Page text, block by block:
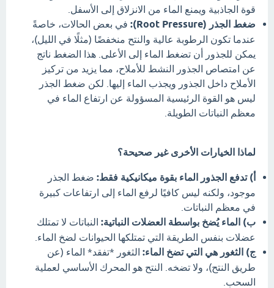
قوة الجاذبية ويمنع الماء من الانزلاق إلى الأسفل.
ضغط الجذر (Root Pressure):
في بعض الحالات، خاصةً
عندما تكون الرطوبة عالية والنتح منخفضًا (مثلًا في الليل)،
يمكن للجذور أن تضغط الماء إلى الأعلى. هذا الضغط ناتج
عن امتصاص الجذور النشط للأملاح، مما يزيد من تركيز
الأملاح داخل الجذور ويجذب الماء إليها. لكن ضغط الجذر
ليس هو القوة الرئيسية المسؤولة عن ارتفاع الماء في
معظم النباتات الطويلة.
لماذا الخيارات الأخرى غير صحيحة؟
أ) تدفع الجذور الماء بقوة ميكانيكية فقط: ضغط الجذر
موجود، ولكنه ليس كافيًا لرفع الماء إلى ارتفاعات كبيرة
في معظم النباتات.
ب) الماء يُضخ بواسطة العضلات النباتية: النباتات لا تمتلك
عضلات بنفس الطريقة التي تمتلكها الحيوانات لضخ الماء.
ج) الثغور هي التي تضخ الماء: الثغور *تفقد* الماء (عن
طريق النتح)، ولا تضخه. النتح هو المحرك الأساسي لعملية
السحب.